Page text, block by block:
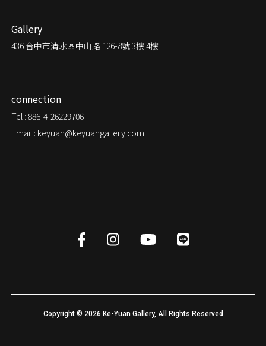
Gallery
436 台中市清水區中山路 126-8號 3樓 4樓
connection
Tel : 886-4-26229706
Email : keyuan@keyuangallery.com
Copyright © 2026 Ke-Yuan Gallery, All Rights Reserved